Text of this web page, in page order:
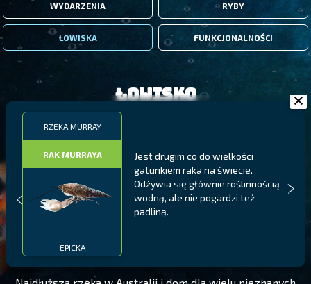
WYDARZENIA RYBY
ŁOWISKA FUNKCJONALNOŚCI
RZEKA MURRAY
RAK MURRAYA
EPICKA
Jest drugim co do wielkości
gatunkiem raka na świecie.
Odżywia się głównie roślinnością
wodną, ale nie pogardzi też
padliną.
Łowisko